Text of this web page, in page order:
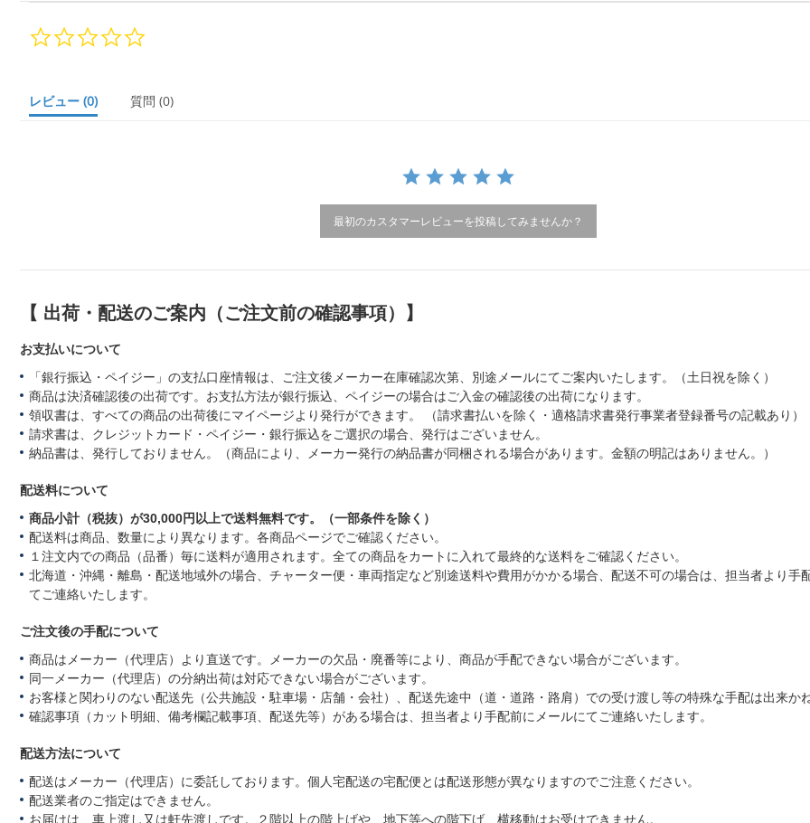
a
r
レビュー (0) 質問 (0)
最初のカスタマーレビューを投稿してみませんか？
【 出荷・配送のご案内（ご注文前の確認事項）】
お支払いについて
「銀行振込・ペイジー」の支払口座情報は、ご注文後メーカー在庫確認次第、別途メールにてご案内いたします。（土日祝を除く）
商品は決済確認後の出荷です。お支払方法が銀行振込、ペイジーの場合はご入金の確認後の出荷になります。
領収書は、すべての商品の出荷後にマイページより発行ができます。 （請求書払いを除く・適格請求書発行事業者登録番号の記載あり）
請求書は、クレジットカード・ペイジー・銀行振込をご選択の場合、発行はございません。
納品書は、発行しておりません。（商品により、メーカー発行の納品書が同梱される場合があります。金額の明記はありません。）
配送料について
商品小計（税抜）が30,000円以上で送料無料です。（一部条件を除く）
配送料は商品、数量により異なります。各商品ページでご確認ください。
１注文内での商品（品番）毎に送料が適用されます。全ての商品をカートに入れて最終的な送料をご確認ください。
北海道・沖縄・離島・配送地域外の場合、チャーター便・車両指定など別途送料や費用がかかる場合、配送不可の場合は、担当者より手
てご連絡いたします。
ご注文後の手配について
商品はメーカー（代理店）より直送です。メーカーの欠品・廃番等により、商品が手配できない場合がございます。
同一メーカー（代理店）の分納出荷は対応できない場合がございます。
お客様と関わりのない配送先（公共施設・駐車場・店舗・会社）、配送先途中（道・道路・路肩）での受け渡し等の特殊な手配は出来か
確認事項（カット明細、備考欄記載事項、配送先等）がある場合は、担当者より手配前にメールにてご連絡いたします。
配送方法について
配送はメーカー（代理店）に委託しております。個人宅配送の宅配便とは配送形態が異なりますのでご注意ください。
配送業者のご指定はできません。
お届けは、車上渡し又は軒先渡しです。２階以上の階上げや、地下等への階下げ、横移動はお受けできません。